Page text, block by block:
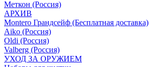
Меткон (Россия)
АРХИВ
Montero Грандсейф (Бесплатная доставка)
Aiko (Россия)
Oldi (Россия)
Valberg (Россия)
УХОД ЗА ОРУЖИЕМ